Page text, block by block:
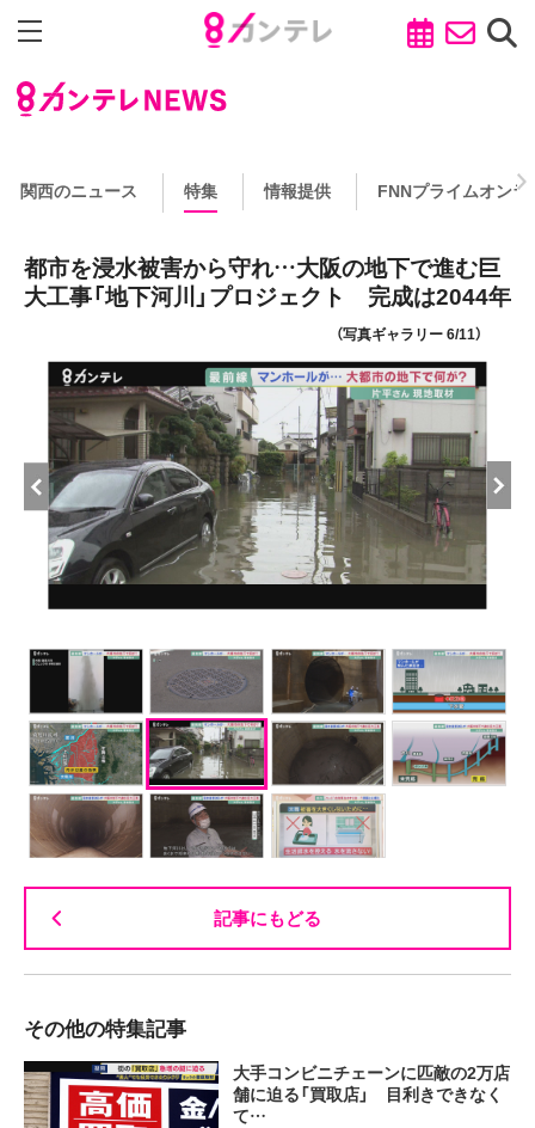
関西のニュース 特集 情報提供 FNNプライムオンラ
都市を浸水被害から守れ…大阪の地下で進む巨
大工事「地下河川」プロジェクト 完成は2044年
（写真ギャラリー 6/11）
記事にもどる
その他の特集記事
大手コンビニチェーンに匹敵の2万店
舗に迫る「買取店」 目利きできなく
て…